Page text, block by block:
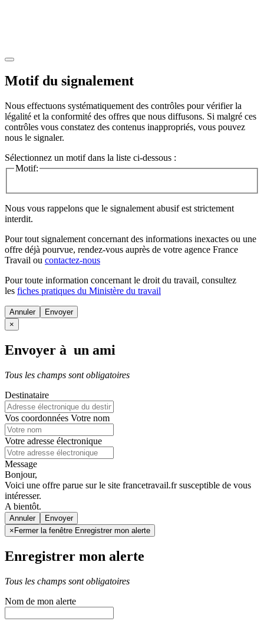
Motif du signalement
Nous effectuons systématiquement des contrôles pour vérifier la
légalité et la conformité des offres que nous diffusons. Si malgré ces
contrôles vous constatez des contenus inappropriés, vous pouvez
nous le signaler.
Sélectionnez un motif dans la liste ci-dessous :
Motif:
Nous vous rappelons que le signalement abusif est strictement
interdit.
Pour tout signalement concernant des informations inexactes ou une
offre déjà pourvue, rendez-vous auprès de votre agence France
Travail ou contactez-nous
Pour toute information concernant le droit du travail, consultez
les fiches pratiques du Ministère du travail
Annuler
×
Envoyer à un ami
Tous les champs sont obligatoires
Destinataire
Vos coordonnées Votre nom
Votre adresse électronique
Message
Bonjour,
Voici une offre parue sur le site francetravail.fr susceptible de vous
intéresser.
A bientôt.
Annuler
× Fermer la fenêtre Enregistrer mon alerte
Enregistrer mon alerte
Tous les champs sont obligatoires
Nom de mon alerte